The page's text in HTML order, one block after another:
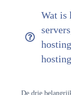
Wat is
De drie